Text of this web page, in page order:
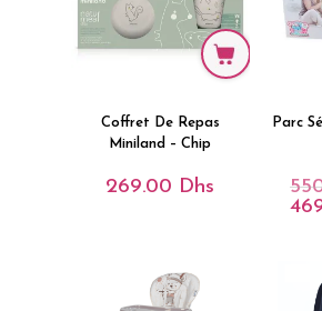
Coffret De Repas
Miniland – Chip
269.00 Dhs
Parc